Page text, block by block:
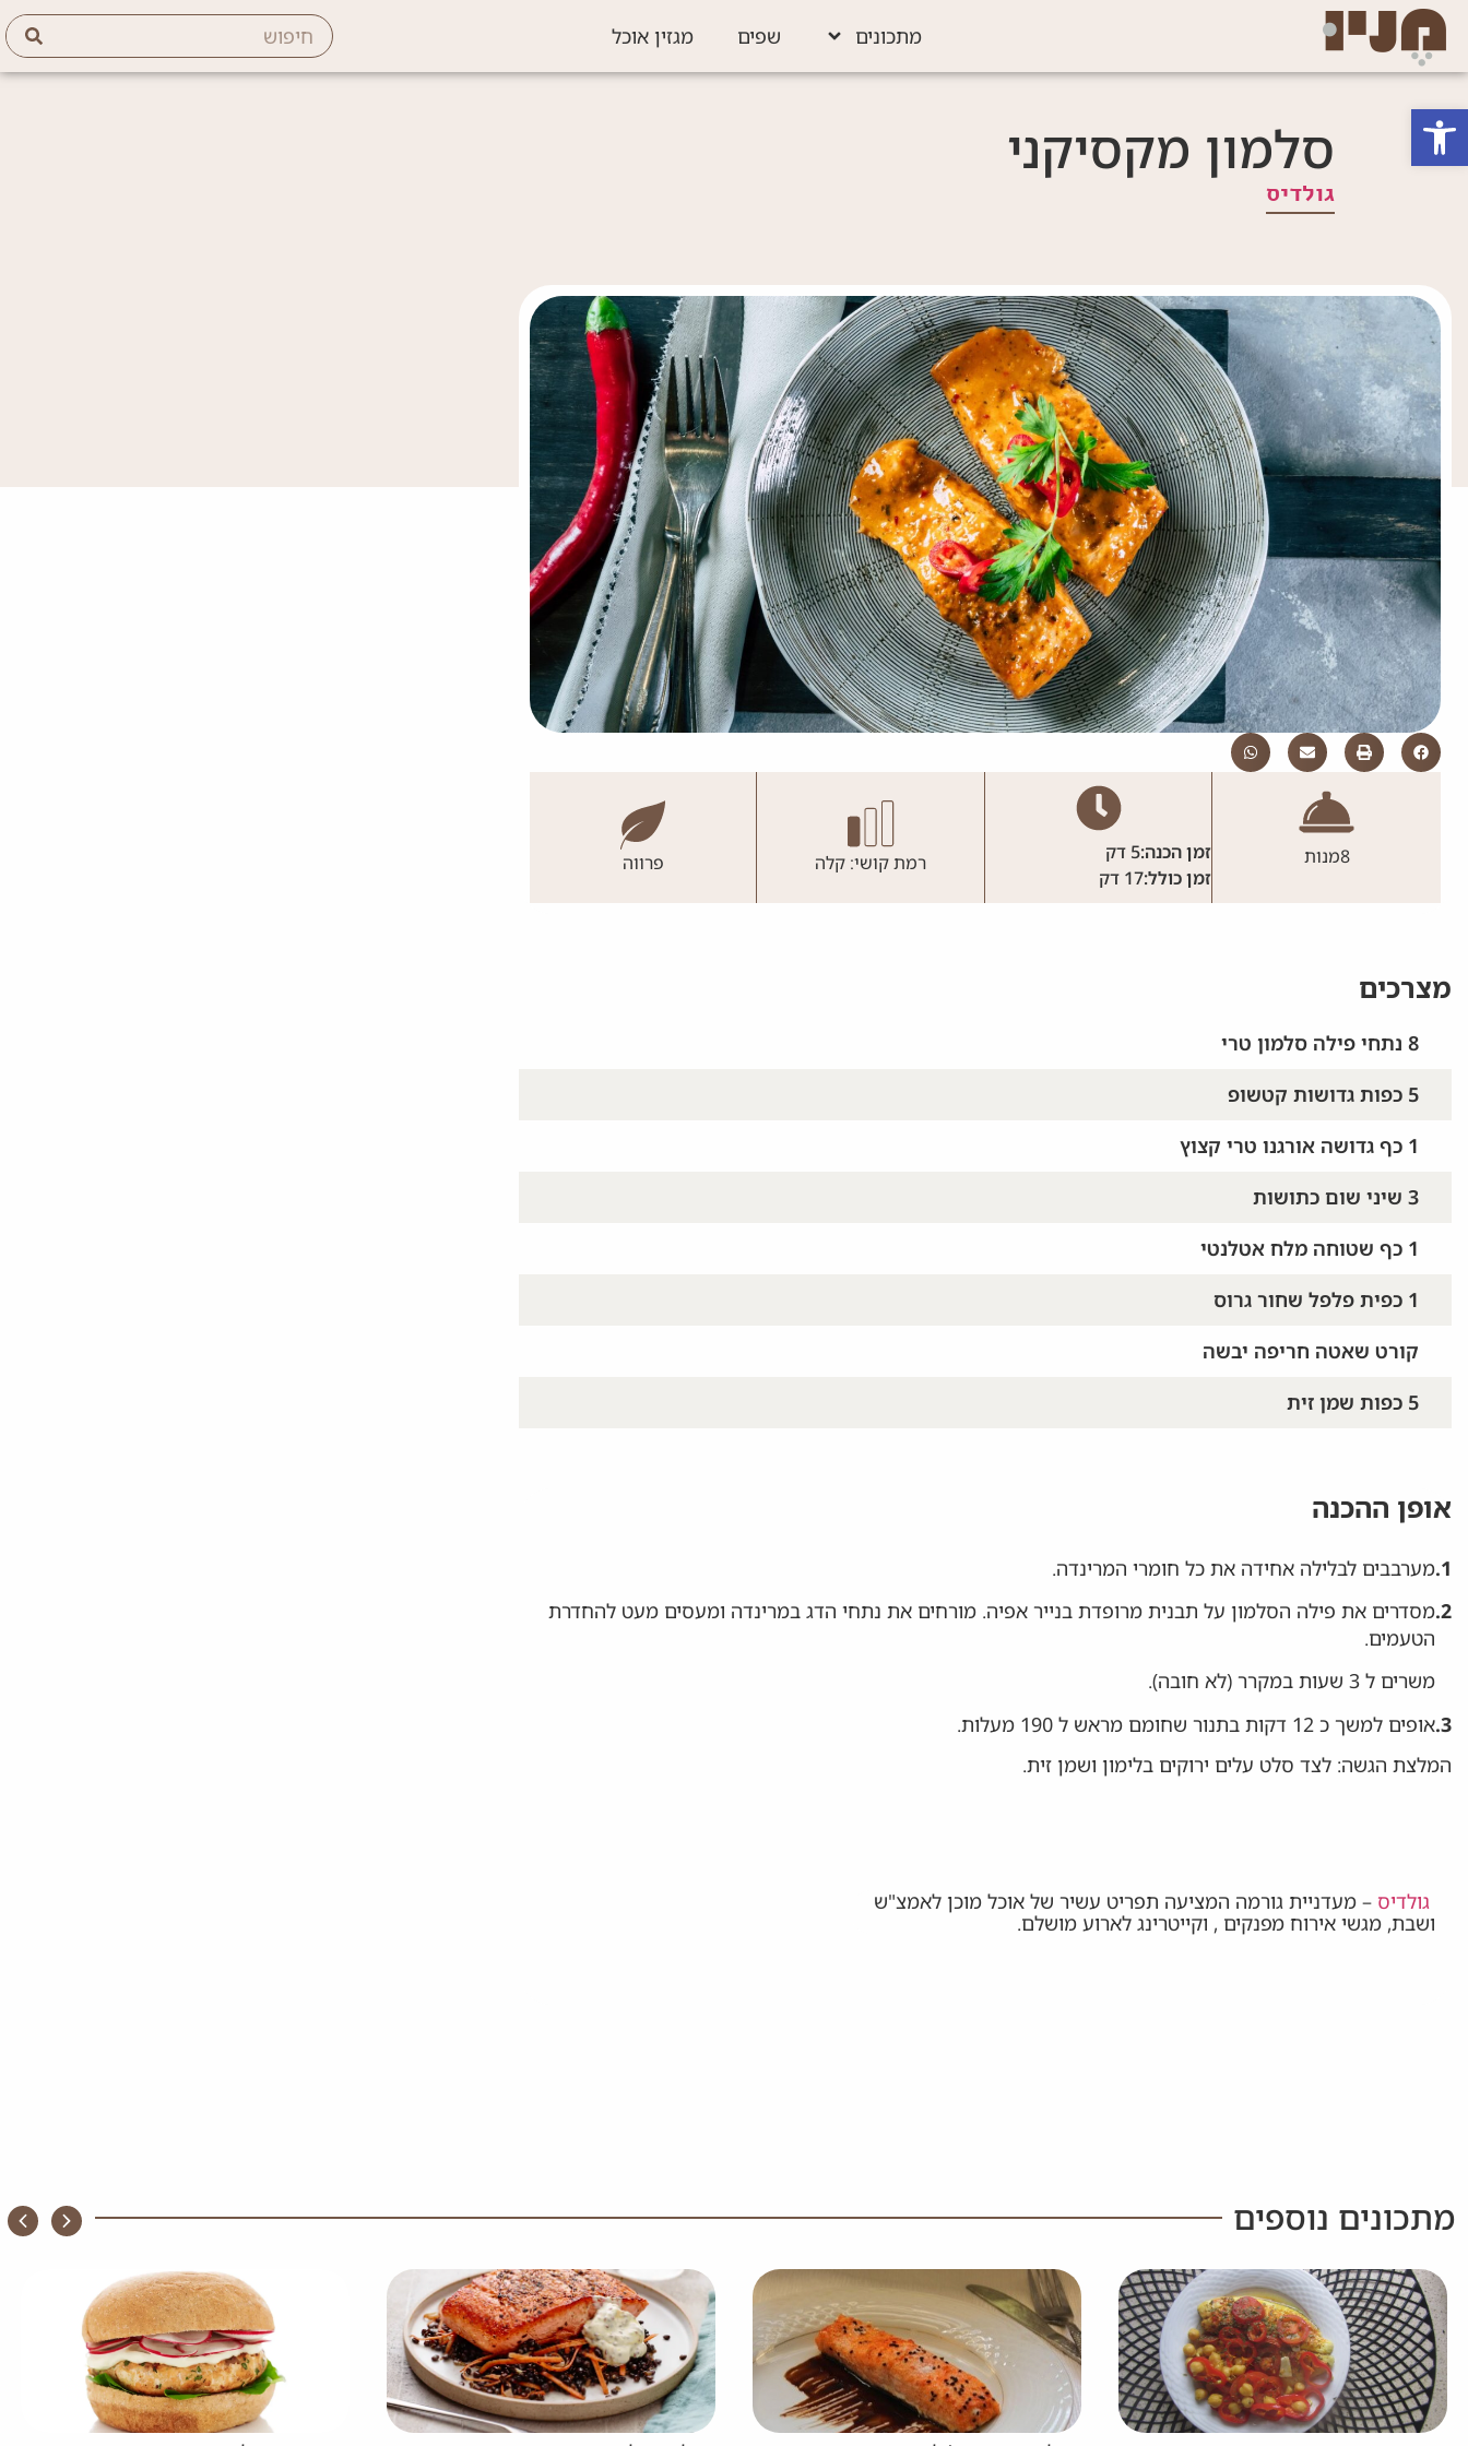
פתח סרגל נגישות
מתכונים שפים מגזין אוכל
סלמון מקסיקני
גולדיס
8מנות זמן הכנה:5 דק
זמן כולל:17 דק
רמת קושי: קלה פרווה
מצרכים
8 נתחי פילה סלמון טרי
5 כפות גדושות קטשופ
1 כף גדושה אורגנו טרי קצוץ
3 שיני שום כתושות
1 כף שטוחה מלח אטלנטי
1 כפית פלפל שחור גרוס
קורט שאטה חריפה יבשה
5 כפות שמן זית
אופן ההכנה
1. מערבבים לבלילה אחידה את כל חומרי המרינדה.
2. מסדרים את פילה הסלמון על תבנית מרופדת בנייר אפיה. מורחים את נתחי הדג במרינדה ומעסים מעט להחדרת
הטעמים.
משרים ל 3 שעות במקרר (לא חובה).
3. אופים למשך כ 12 דקות בתנור שחומם מראש ל 190 מעלות.
המלצת הגשה: לצד סלט עלים ירוקים בלימון ושמן זית.
גולדיס – מעדניית גורמה המציעה תפריט עשיר של אוכל מוכן לאמצ"ש
ושבת, מגשי אירוח מפנקים , וקייטרינג לארוע מושלם.
מתכונים נוספים